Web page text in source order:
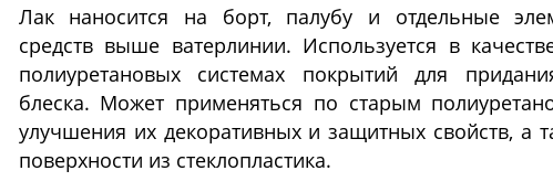
Лак наносится на борт, палубу и отдельные
средств выше ватерлинии. Используется в
полиуретановых системах покрытий для
блеска. Может применяться по старым
улучшения их декоративных и защитных свойств, а
поверхности из стеклопластика.